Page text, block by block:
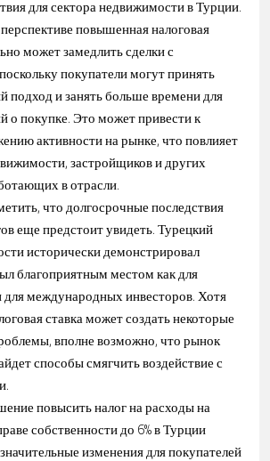
для сектора недвижимости в Турции.
повышенная налоговая
может замедлить сделки с
покупатели могут принять
подход и занять больше времени для
о покупке. Это может привести к
активности на рынке, что повлияет
застройщиков и других
в отрасли.
что долгосрочные последствия
еще предстоит увидеть. Турецкий
исторически демонстрировал
благоприятным местом как для
для международных инвесторов. Хотя
ставка может создать некоторые
вполне возможно, что рынок
способы смягчить воздействие с
повысить налог на расходы на
собственности до 6% в Турции
изменения для покупателей